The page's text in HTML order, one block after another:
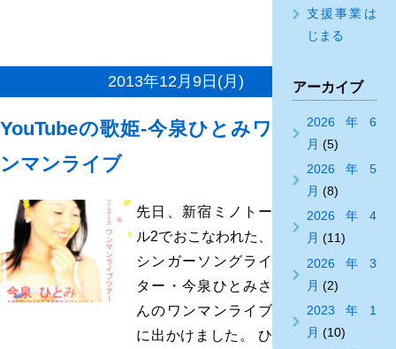
2013年12月9日(月)
YouTubeの歌姫-今泉ひとみワ
ンマンライブ
先日、新宿ミノトー
ル2でおこなわれた、
シンガーソングライ
ター・今泉ひとみさ
んのワンマンライブ
に出かけました。 ひ
支援事業は
じまる
アーカイブ
2026年6
月 (5)
2026年5
月 (8)
2026年4
月 (11)
2026年3
月 (2)
2023年1
月 (10)